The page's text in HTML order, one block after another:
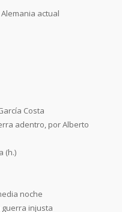
actual
Costa
adentro, por Alberto
(h.)
noche
guerra injusta